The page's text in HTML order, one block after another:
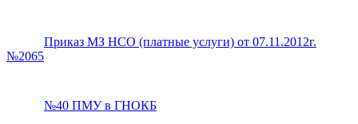
Приказ МЗ НСО (платные услуги) от 07.11.2012г.
№2065
№40 ПМУ в ГНОКБ